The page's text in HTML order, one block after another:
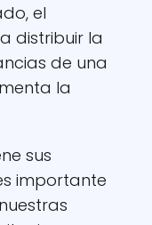
el
distribuir la
de una
la
sus
importante